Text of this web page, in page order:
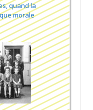
quand la
morale